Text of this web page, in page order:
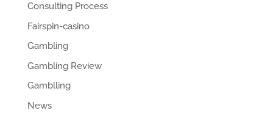
Consulting Process
Fairspin-casino
Gambling
Gambling Review
Gamblling
News